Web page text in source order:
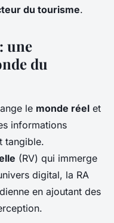
du tourisme.
une
du
le monde réel et
informations
tangible.
(RV) qui immerge
digital, la RA
en ajoutant des